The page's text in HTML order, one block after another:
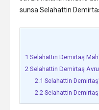
sunsa Selahattin
1 Selahattin Demirtaş
2 Selahattin Demirtaş
2.1 Selahattin
2.2Selahattin